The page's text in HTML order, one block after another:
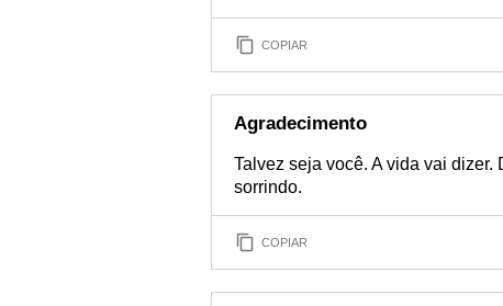
COPIAR
Agradecimento
Talvez seja você. A vida vai
sorrindo.
COPIAR